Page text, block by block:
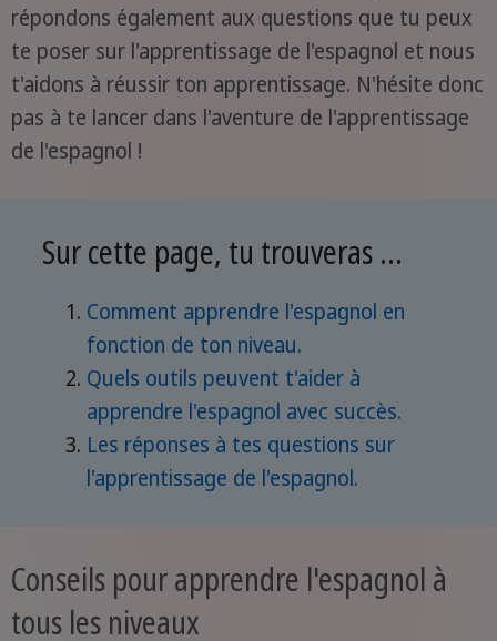
répondons également aux questions que tu peux
te poser sur l'apprentissage de l'espagnol et nous
t'aidons à réussir ton apprentissage. N'hésite donc
pas à te lancer dans l'aventure de l'apprentissage
de l'espagnol !
Sur cette page, tu trouveras ...
Comment apprendre l'espagnol en
fonction de ton niveau.
Quels outils peuvent t'aider à
apprendre l'espagnol avec succès.
Les réponses à tes questions sur
l'apprentissage de l'espagnol.
Conseils pour apprendre l'espagnol à
tous les niveaux